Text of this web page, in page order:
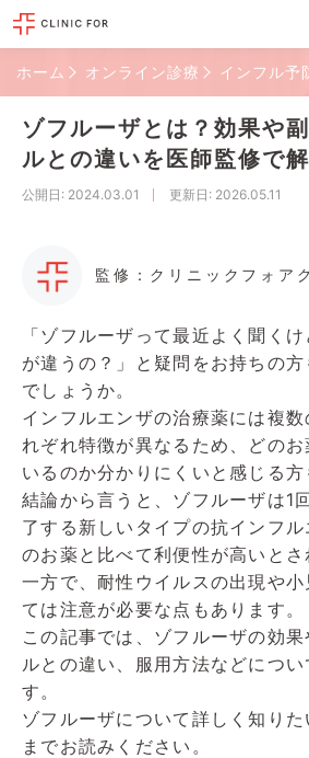
ホーム オンライン診療 インフル予
ゾフルーザとは？効果や
ルとの違いを医師監修で
公開日 : 2024.03.01 更新日 : 2026.05.11
監修：クリニックフォア
「ゾフルーザって最近よく聞く
が違うの？」と疑問をお持ちの
でしょうか。
インフルエンザの治療薬には複
れぞれ特徴が異なるため、どの
いるのか分かりにくいと感じる方
結論から言うと、ゾフルーザは1
了する新しいタイプの抗インフ
のお薬と比べて利便性が高いとさ
一方で、耐性ウイルスの出現や
ては注意が必要な点もあります。
この記事では、ゾフルーザの効
ルとの違い、服用方法などについ
す。
ゾフルーザについて詳しく知り
までお読みください。